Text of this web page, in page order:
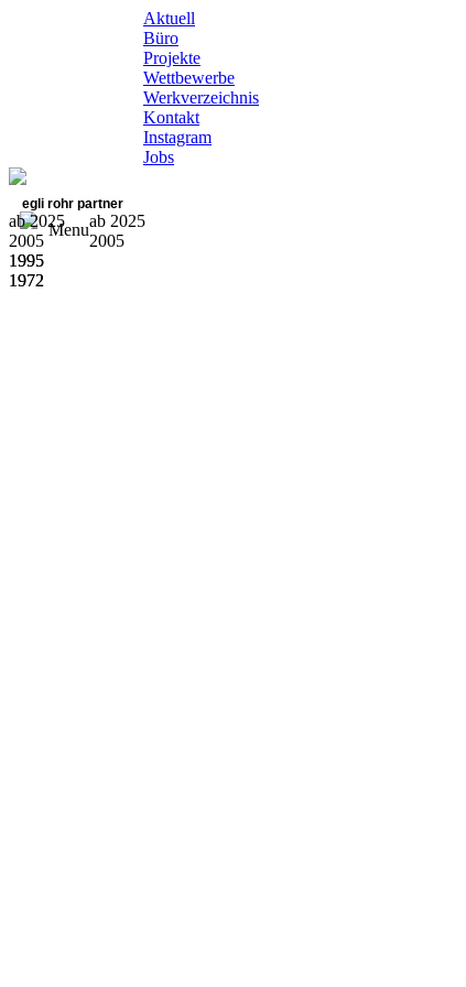
Aktuell
Büro
Projekte
Wettbewerbe
Werkverzeichnis
Kontakt
Instagram
Jobs
egli rohr partner
Menu
ab 2025
2005
1995
1972
ab 2025
2005
1995
1972